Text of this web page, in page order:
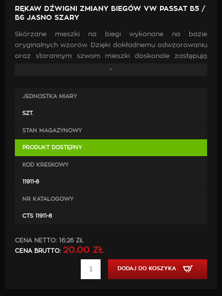
RĘKAW DŹWIGNI ZMIANY BIEGÓW VW PASSAT B5 /
B6 JASNO SZARY
Skórzane mieszki na biegi wykonane na bazie
oryginalnych wzorów. Dzięki dokładnemu odwzorowaniu
oraz starannym szwom mieszki doskonale zastępują
oryginalne. Wykonanie ich z wysokiej jakości skóry oraz
się do poprawy estetyki wewnątrz samochodu.
JEDNOSTKA MIARY
SZT.
STAN MAGAZYNOWY
PRODUKT DOSTĘPNY
KOD KRESKOWY
11911-8
NR KATALOGOWY
CTS 11911-8
CENA NETTO: 16.26 ZŁ
CENA BRUTTO: 20.00 ZŁ
DODAJ DO KOSZYKA